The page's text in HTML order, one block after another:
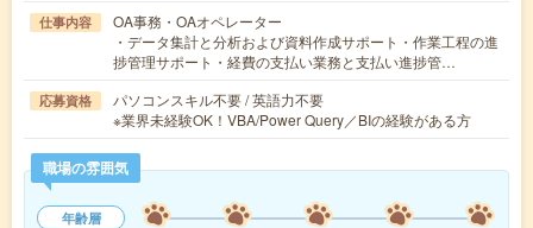
仕事内容
OA事務・OAオペレーター
・データ集計と分析および資料作成サポート・作業工程の進
捗管理サポート・経費の支払い業務と支払い進捗管…
応募資格
パソコンスキル不要 / 英語力不要
※業界未経験OK！VBA/Power Query／BIの経験がある方
職場の雰囲気
年齢層